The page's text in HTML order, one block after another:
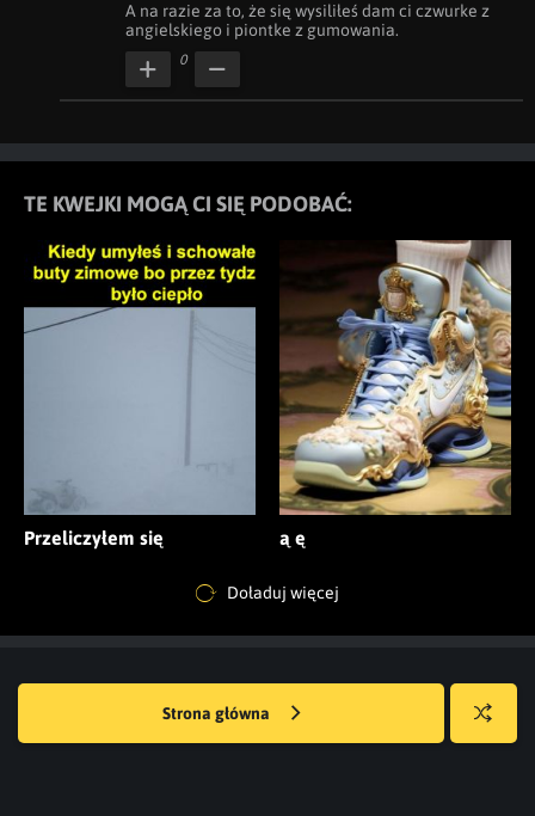
A na razie za to, że się wysiliłeś dam ci czwurke z
angielskiego i piontke z gumowania.
0
TE KWEJKI MOGĄ CI SIĘ PODOBAĆ:
Przeliczyłem się ą ę
Doładuj więcej
Strona główna